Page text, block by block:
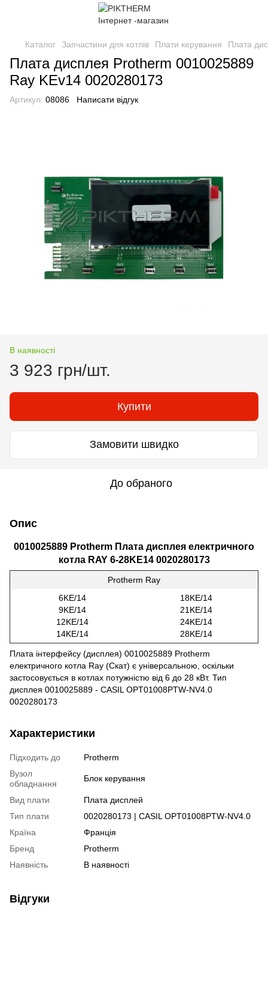
Каталог Запчастини для котлів Плати керування Плата
Плата дисплея Protherm 0010025889
Ray KEv14 0020280173
Артикул: 08086 Написати відгук
В наявності
3 923 грн/шт.
Купити
Замовити швидко
До обраного
Опис
0010025889 Protherm Плата дисплея електричного
котла RAY 6-28KE14 0020280173
Protherm Ray
6KE/14
9KE/14
12KE/14
14KE/14
18KE/14
21KE/14
24KE/14
28KE/14
Плата інтерфейсу (дисплея) 0010025889 Protherm
електричного котла Ray (Скат) є універсальною, оскільки
застосовується в котлах потужністю від 6 до 28 кВт. Тип
дисплея 0010025889 - CASІL OPT01008PTW-NV4.0
0020280173
Характеристики
Підходить до
Protherm
Вузол
обладнання
Блок керування
Вид плати
Плата дисплей
Тип плати
0020280173 | CASІL OPT01008PTW-NV4.0
Країна
Франція
Бренд
Protherm
Наявність
В наявності
Відгуки